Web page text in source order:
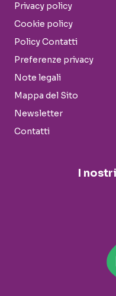
Privacy policy
Cookie policy
Policy Contatti
Preferenze privacy
Note legali
Mappa del Sito
Newsletter
Contatti
I